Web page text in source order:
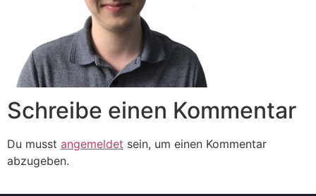
Schreibe einen Kommentar
Du musst angemeldet sein, um einen Kommentar
abzugeben.